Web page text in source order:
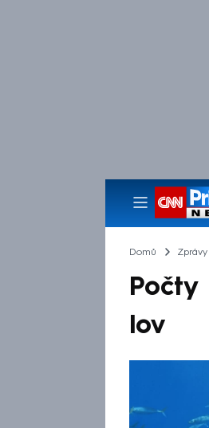
Domů Zprávy
Počty
lov